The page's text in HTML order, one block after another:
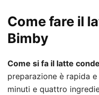
Come fare il
Bimby
Come si fa il latte
preparazione è rapida
minuti e quattro